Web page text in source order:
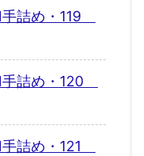
詰め・119
詰め・120
詰め・121